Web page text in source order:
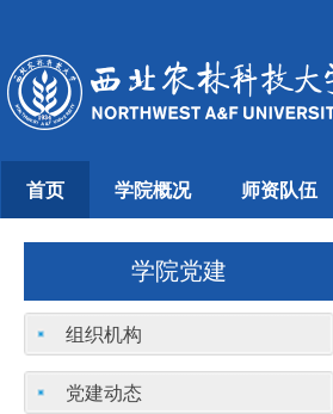
首页 学院概况 师资队伍
学院党建
组织机构
党建动态